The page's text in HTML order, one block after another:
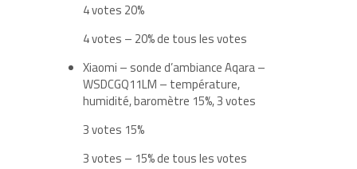
4 votes 20%
4 votes – 20% de tous les votes
Xiaomi – sonde d’ambiance Aqara –
WSDCGQ11LM – température,
humidité, baromètre 15%, 3 votes
3 votes 15%
3 votes – 15% de tous les votes